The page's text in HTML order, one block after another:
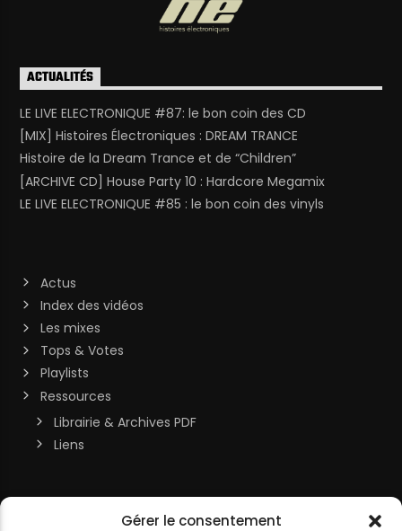
Gérer le consentement
ACTUALITÉS
LE LIVE ELECTRONIQUE #87: le bon coin des CD
[MIX] Histoires Électroniques : DREAM TRANCE
Histoire de la Dream Trance et de “Children”
[ARCHIVE CD] House Party 10 : Hardcore Megamix
LE LIVE ELECTRONIQUE #85 : le bon coin des vinyls
Actus
Index des vidéos
Les mixes
Tops & Votes
Playlists
Ressources
Librairie & Archives PDF
Liens